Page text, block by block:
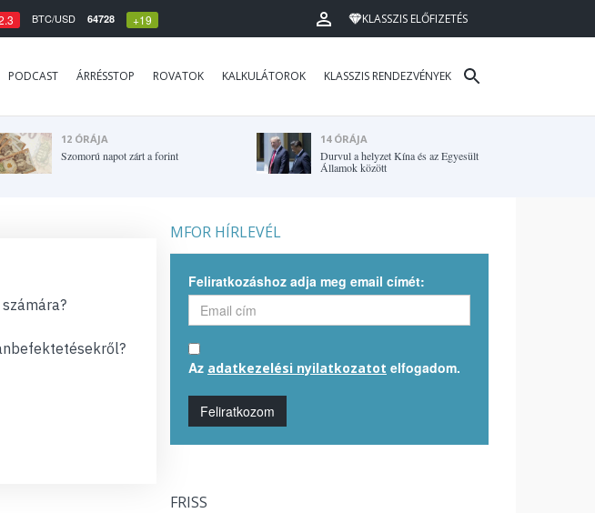
BTC/USD 64728 +19 KLASSZIS ELŐFIZETÉS
PODCAST ÁRRÉSSTOP ROVATOK KALKULÁTOROK KLASSZIS RENDEZVÉNYEK
12 ÓRÁJA
Szomorú napot zárt a forint
14 ÓRÁJA
Durvul a helyzet Kína és az Egyesült
Államok között
MFOR HÍRLEVÉL
Feliratkozáshoz adja meg email címét:
Az adatkezelési nyilatkozatot elfogadom.
Feliratkozom
FRISS